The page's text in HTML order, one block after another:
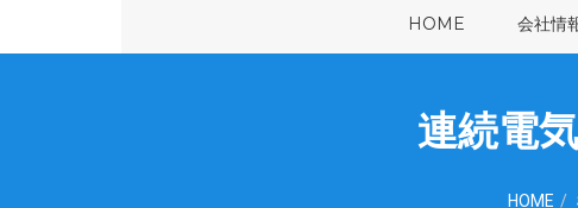
HOME 会社情
連続電
HOME